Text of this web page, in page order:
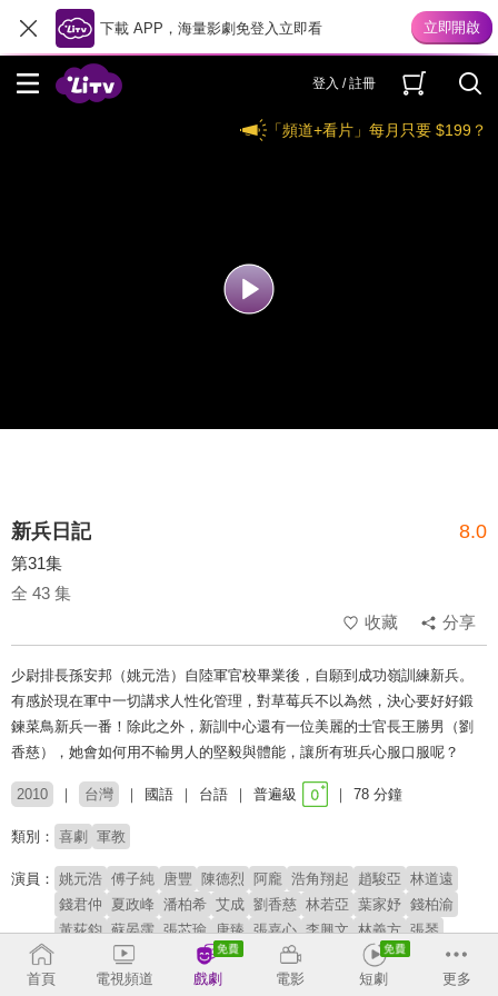
下載 APP，海量影劇免登入立即看
登入 / 註冊
「頻道+看片」每月只要 $199？
新兵日記 8.0
第31集
全 43 集
收藏
分享
少尉排長孫安邦（姚元浩）自陸軍官校畢業後，自願到成功嶺訓練新兵。
有感於現在軍中一切講求人性化管理，對草莓兵不以為然，決心要好好鍛
鍊菜鳥新兵一番！除此之外，新訓中心還有一位美麗的士官長王勝男（劉
香慈），她會如何用不輸男人的堅毅與體能，讓所有班兵心服口服呢？
2010 台灣 國語 台語 普遍級 78 分鐘
類別： 喜劇 軍教
演員： 姚元浩 傅子純 唐豐 陳德烈 阿龐 浩角翔起 趙駿亞 林道遠
錢君仲
夏政峰 潘柏希 艾成 劉香慈 林若亞 葉家妤 錢柏渝
黃荻鈞 蘇晏霈 張芯瑜 唐臻 張嘉心 李興文 林義方 張琴
陳博正(阿西)
杜詩梅 岳紅
首頁 電視頻道 戲劇 電影 短劇 更多